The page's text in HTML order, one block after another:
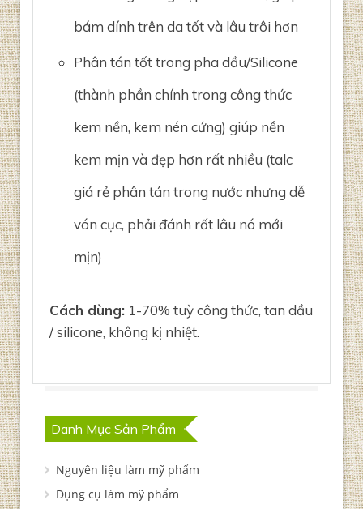
bám dính trên da tốt và lâu trôi hơn
Phân tán tốt trong pha dầu/Silicone
(thành phần chính trong công thức
kem nền, kem nén cứng) giúp nền
kem mịn và đẹp hơn rất nhiều (talc
giá rẻ phân tán trong nước nhưng dễ
vón cục, phải đánh rất lâu nó mới
mịn)
Cách dùng:1-70% tuỳ công thức, tan dầu
/ silicone, không kị nhiệt.
Danh Mục Sản Phẩm
Nguyên liệu làm mỹ phẩm
Dụng cụ làm mỹ phẩm